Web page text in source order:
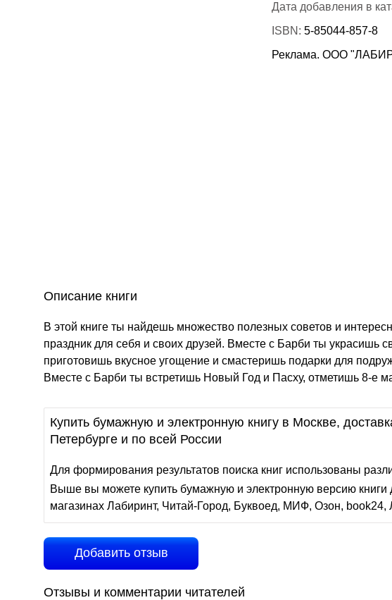
Дата добавления в
ISBN: 5-85044-857-8
Реклама. ООО
Описание книги
В этой книге ты найдешь множество полезных советов и
праздник для себя и своих друзей. Вместе с Барби ты
приготовишь вкусное угощение и смастеришь подарки для
Вместе с Барби ты встретишь Новый Год и Пасху, отметишь 8-е
Купить бумажную и электронную книгу в Москве,
Петербурге и по всей России
Для формирования результатов поиска книг использованы
Выше вы можете купить бумажную и электронную версию
магазинах Лабиринт, Читай-Город, Буквоед, МИФ, Озон, book24,
Добавить отзыв
Отзывы и комментарии читателей